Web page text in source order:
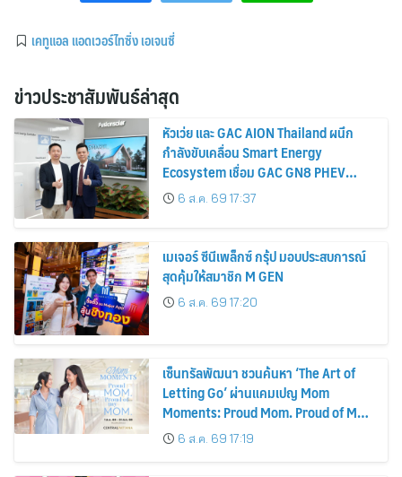
เคทูแอล แอดเวอร์ไทซิ่ง เอเจนซี่
ข่าวประชาสัมพันธ์ล่าสุด
หัวเว่ย และ GAC AION Thailand ผนึก
กำลังขับเคลื่อน Smart Energy
Ecosystem เชื่อม GAC GN8 PHEV
รถยนต์ MPV ระดับพรีเมียม เข้ากับ
พลังงานแสงอาทิตย์ภายในบ้าน
6 ส.ค. 69 17:37
เมเจอร์ ซีนีเพล็กซ์ กรุ้ป มอบประสบการณ์
สุดคุ้มให้สมาชิก M GEN
6 ส.ค. 69 17:20
เซ็นทรัลพัฒนา ชวนค้นหา ‘The Art of
Letting Go’ ผ่านแคมเปญ Mom
Moments: Proud Mom. Proud of My
Mom.6 ส.ค. 69 17:19